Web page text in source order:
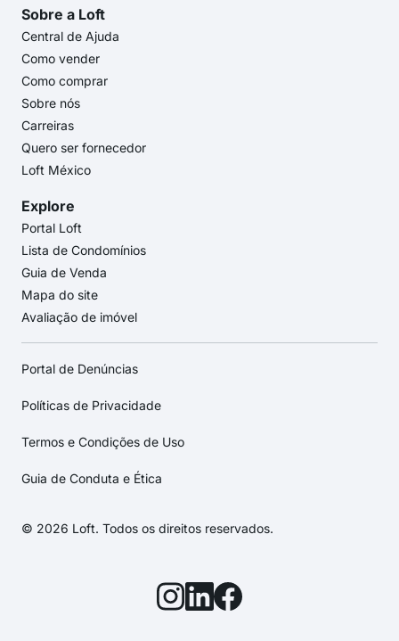
Sobre a Loft
Central de Ajuda
Como vender
Como comprar
Sobre nós
Carreiras
Quero ser fornecedor
Loft México
Explore
Portal Loft
Lista de Condomínios
Guia de Venda
Mapa do site
Avaliação de imóvel
Portal de Denúncias
Políticas de Privacidade
Termos e Condições de Uso
Guia de Conduta e Ética
© 2026 Loft. Todos os direitos reservados.